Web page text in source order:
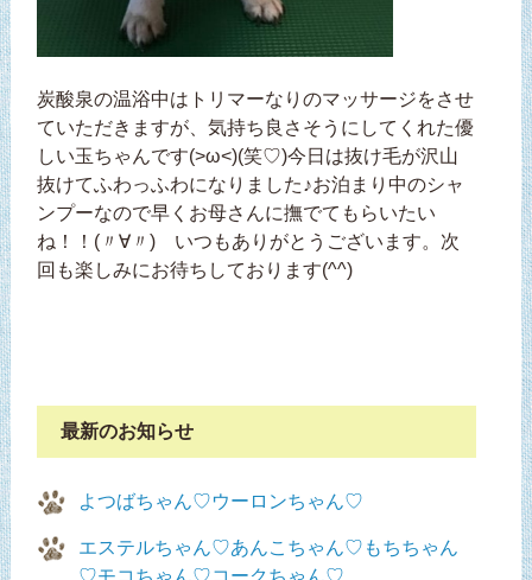
炭酸泉の温浴中はトリマーなりのマッサージをさせ
ていただきますが、気持ち良さそうにしてくれた優
しい玉ちゃんです(>ω<)(笑♡)今日は抜け毛が沢山
抜けてふわっふわになりました♪お泊まり中のシャ
ンプーなので早くお母さんに撫でてもらいたい
ね！！(〃∀〃) いつもありがとうございます。次
回も楽しみにお待ちしております(^^)
最新のお知らせ
よつばちゃん♡ウーロンちゃん♡
エステルちゃん♡あんこちゃん♡もちちゃん